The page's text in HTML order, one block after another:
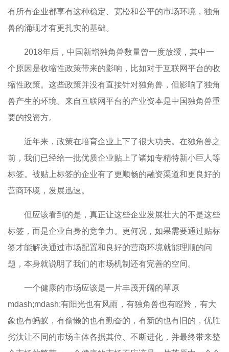
有所有企业都享有这种稳定、宽松和公平的市场环境，独角
兽的涌现才有更扎实的基础。
2018年后，中国新增独角兽数量曾一度放缓，其中一
个原因是收缩性政策带来的影响，比如对于互联网平台的收
缩性政策。这些政策并没有直接针对独角兽，但影响了独角
兽产生的环境。来自互联网平台的产业资本是中国独角兽重
要的投资方。
近年来，政策在培育企业上下了很大功夫。在独角兽之
前，我们已经给一批优质企业贴上了诸如专精特新小巨人等
标签。被贴上标签的企业有了更顺畅的融资渠道和更良好的
营商环境，发展迅速。
但应该看到的是，真正让这些企业发展壮大的不是这些
标签，而是企业自身的竞争力。更何况，如果需要通过贴标
签才能解决通过市场配置和良好的营商环境就能理顺的问
题，本身就说明了我们的市场机制还有完善的空间。
一个健康的市场应该是一片丰茂开阔的草原
mdash;mdash;有阳光也有风雨，有独角兽也有瞪羚，有大
象也有蚂蚁，有偷懒的也有勤奋的，有新的也有旧的，优胜
劣汰让不同的市场主体各据其位、不断进化，并最终带来整